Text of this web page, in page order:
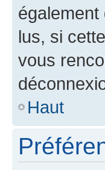
également
lus, si
vous
Haut